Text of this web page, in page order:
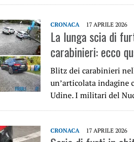
CRONACA 17 APRILE 2026
La lunga scia di
carabinieri: ecco
Blitz dei carabinieri
un’articolata indagine
Udine. I militari del
CRONACA 17 APRILE 2026